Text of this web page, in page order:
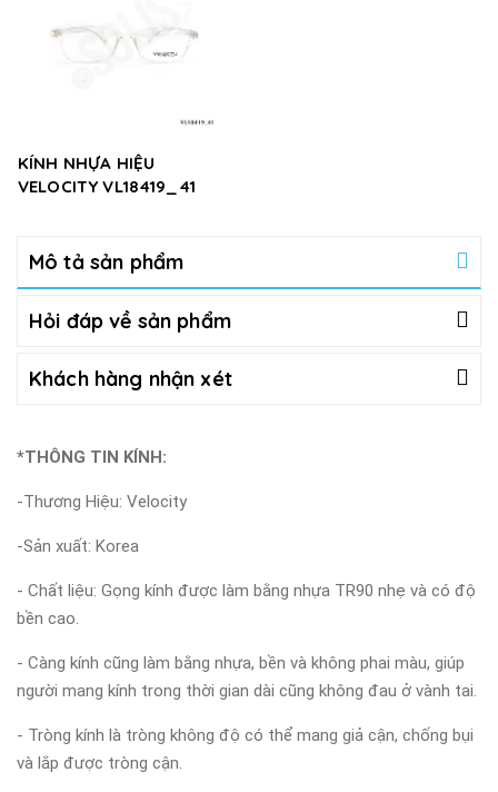
KÍNH NHỰA HIỆU
VELOCITY VL18419_41
Mô tả sản phẩm
Hỏi đáp về sản phẩm
Khách hàng nhận xét
*THÔNG TIN KÍNH:
-Thương Hiệu: Velocity
-Sản xuất: Korea
- Chất liệu: Gọng kính được làm bằng nhựa TR90 nhẹ và có độ
bền cao.
- Càng kính cũng làm bằng nhựa, bền và không phai màu, giúp
người mang kính trong thời gian dài cũng không đau ở vành tai.
- Tròng kính là tròng không độ có thể mang giả cận, chống bụi
và lắp được tròng cận.